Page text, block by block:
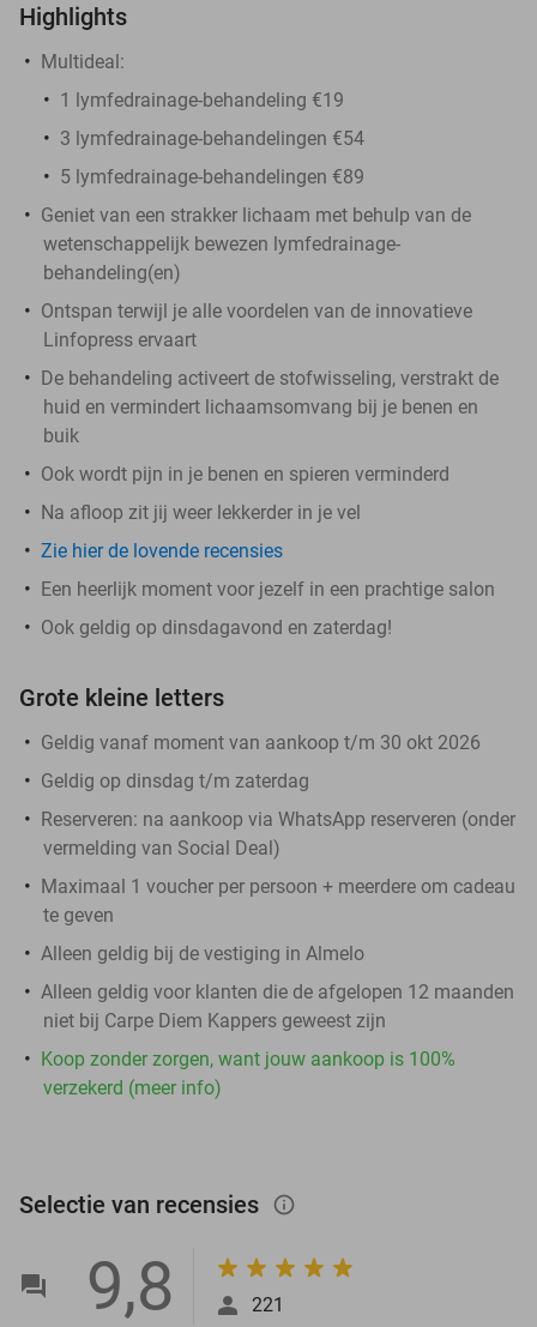
Highlights
Multideal:
1 lymfedrainage-behandeling €19
3 lymfedrainage-behandelingen €54
5 lymfedrainage-behandelingen €89
Geniet van een strakker lichaam met behulp van de
wetenschappelijk bewezen lymfedrainage-
behandeling(en)
Ontspan terwijl je alle voordelen van de innovatieve
Linfopress ervaart
De behandeling activeert de stofwisseling, verstrakt de
huid en vermindert lichaamsomvang bij je benen en
buik
Ook wordt pijn in je benen en spieren verminderd
Na afloop zit jij weer lekkerder in je vel
Zie hier de lovende recensies
Een heerlijk moment voor jezelf in een prachtige salon
Ook geldig op dinsdagavond en zaterdag!
Grote kleine letters
Geldig vanaf moment van aankoop t/m 30 okt 2026
Geldig op dinsdag t/m zaterdag
Reserveren: na aankoop via WhatsApp reserveren (onder
vermelding van Social Deal)
Maximaal 1 voucher per persoon + meerdere om cadeau
te geven
Alleen geldig bij de vestiging in Almelo
Alleen geldig voor klanten die de afgelopen 12 maanden
niet bij Carpe Diem Kappers geweest zijn
Koop zonder zorgen, want jouw aankoop is 100%
verzekerd (meer info)
Selectie van recensies info_outlined
9,8 221